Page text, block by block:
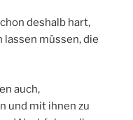
deshalb hart,
müssen, die
auch,
und mit ihnen zu